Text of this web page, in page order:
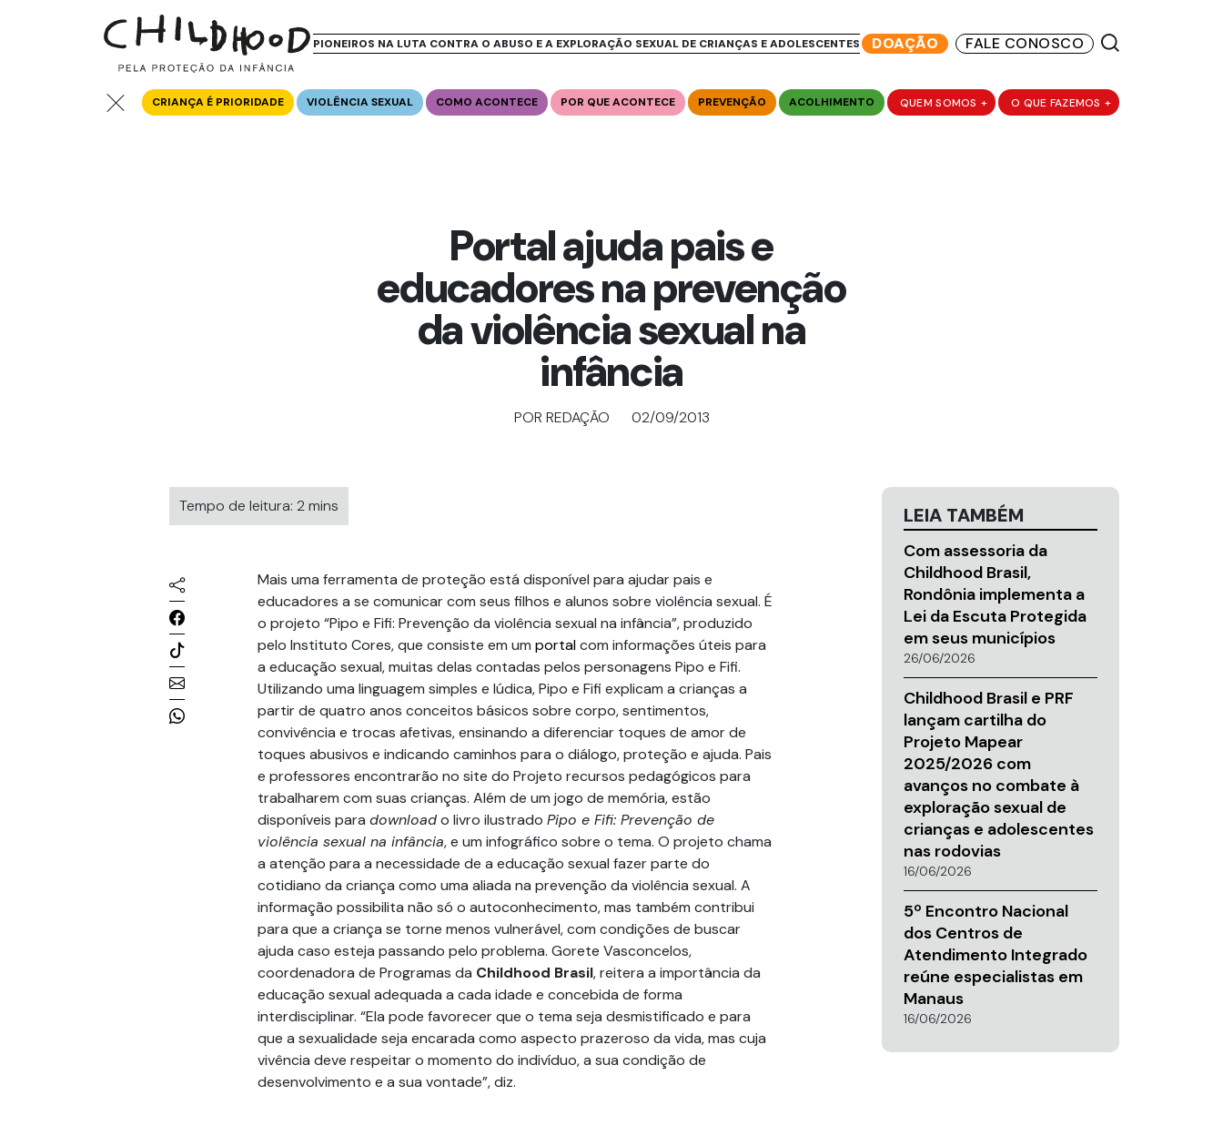
PIONEIROS NA LUTA CONTRA O ABUSO E A EXPLORAÇÃO SEXUAL DE CRIANÇAS E ADOLESCENTES DOAÇÃO FALE CONOSCO
CRIANÇA É PRIORIDADE VIOLÊNCIA SEXUAL COMO ACONTECE POR QUE ACONTECE PREVENÇÃO ACOLHIMENTO QUEM SOMOS + O QUE FAZEMOS +
Portal ajuda pais e
educadores na prevenção
da violência sexual na
infância
POR REDAÇÃO 02/09/2013
Tempo de leitura: 2 mins
Mais uma ferramenta de proteção está disponível para ajudar pais e
educadores a se comunicar com seus filhos e alunos sobre violência sexual. É
o projeto “Pipo e Fifi: Prevenção da violência sexual na infância”, produzido
pelo Instituto Cores, que consiste em um portalcom informações úteis para
a educação sexual, muitas delas contadas pelos personagens Pipo e Fifi.
Utilizando uma linguagem simples e lúdica, Pipo e Fifi explicam a crianças a
partir de quatro anos conceitos básicos sobre corpo, sentimentos,
convivência e trocas afetivas, ensinando a diferenciar toques de amor de
toques abusivos e indicando caminhos para o diálogo, proteção e ajuda. Pais
e professores encontrarão no site do Projeto recursos pedagógicos para
trabalharem com suas crianças. Além de um jogo de memória, estão
disponíveis para downloado livro ilustrado Pipo e Fifi: Prevenção de
violência sexual na infância, e um infográfico sobre o tema. O projeto chama
a atenção para a necessidade de a educação sexual fazer parte do
cotidiano da criança como uma aliada na prevenção da violência sexual. A
informação possibilita não só o autoconhecimento, mas também contribui
para que a criança se torne menos vulnerável, com condições de buscar
ajuda caso esteja passando pelo problema. Gorete Vasconcelos,
coordenadora de Programas da Childhood Brasil, reitera a importância da
educação sexual adequada a cada idade e concebida de forma
interdisciplinar. “Ela pode favorecer que o tema seja desmistificado e para
que a sexualidade seja encarada como aspecto prazeroso da vida, mas cuja
vivência deve respeitar o momento do indivíduo, a sua condição de
desenvolvimento e a sua vontade”, diz.
LEIA TAMBÉM
Com assessoria da
Childhood Brasil,
Rondônia implementa a
Lei da Escuta Protegida
em seus municípios
26/06/2026
Childhood Brasil e PRF
lançam cartilha do
Projeto Mapear
2025/2026 com
avanços no combate à
exploração sexual de
crianças e adolescentes
nas rodovias
16/06/2026
5º Encontro Nacional
dos Centros de
Atendimento Integrado
reúne especialistas em
Manaus
16/06/2026